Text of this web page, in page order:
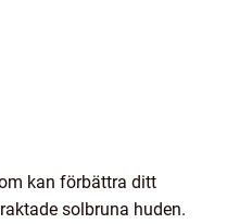
kan förbättra ditt
solbruna huden.